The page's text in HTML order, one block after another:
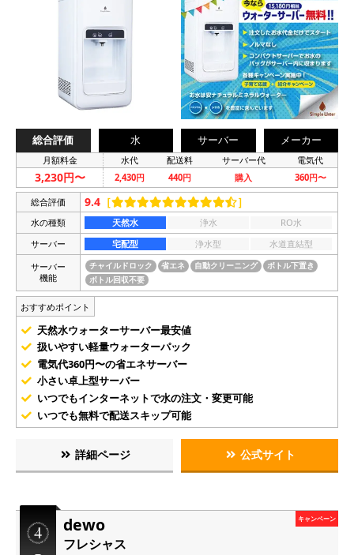
総合評価 水 サーバー メーカー
月額料金 水代 配送料 サーバー代 電気代
3,230円〜 2,430円 440円 購入 360円〜
総合評価 9.4 ［ ］
水の種類 天然水 浄水
RO水
サーバー
宅配型 浄水型
水道直結型
サーバー
機能
チャイルドロック 省エネ 自動クリーニング
ボトル下置き
ボトル回収不要
おすすめポイント
天然水ウォーターサーバー最安値
扱いやすい軽量ウォーターパック
電気代360円〜の省エネサーバー
小さい卓上型サーバー
いつでもインターネットで水の注文・変更可能
いつでも無料で配送スキップ可能
詳細ページ 公式サイト
dewo
フレシャス
キャンペーン